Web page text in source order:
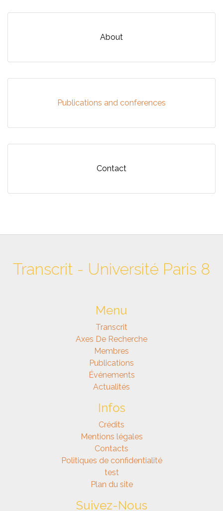
About
Publications and conferences
Contact
Transcrit - Université Paris 8
Menu
Transcrit
Axes De Recherche
Membres
Publications
Événements
Actualités
Infos
Crédits
Mentions légales
Contacts
Politiques de confidentialité
test
Plan du site
Suivez-Nous